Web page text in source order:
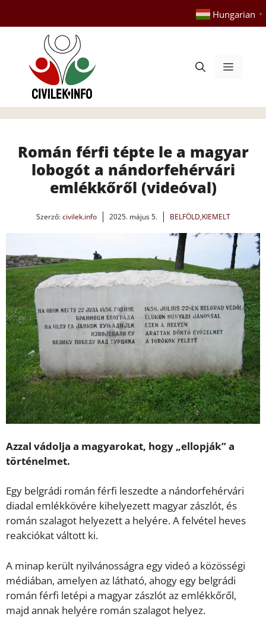
tartalomba
Hungarian ▼
Menü
Román férfi tépte le a magyar
lobogót a nándorfehérvári
emlékkőről (videóval)
Szerző:civilek.info 2025. május 5. BELFÖLD,KIEMELT
Azzal vádolja a magyarokat, hogy „ellopják” a
történelmet.
Egy belgrádi román férfi leszedte a nándorfehérvári
diadal emlékkövére kihelyezett magyar zászlót, és
román szalagot helyezett a helyére. A felvétel heves
reakciókat váltott ki.
A minap került nyilvánosságra egy videó a közösségi
médiában, amelyen az látható, ahogy egy belgrádi
román férfi letépi a magyar zászlót az emlékkőről,
majd annak helyére román szalagot helyez.